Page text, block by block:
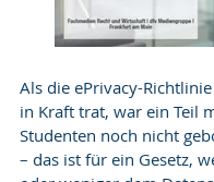
Als die ePrivacy-
in Kraft trat, war ein Teil
Studenten noch nicht
– das ist für ein Gesetz,